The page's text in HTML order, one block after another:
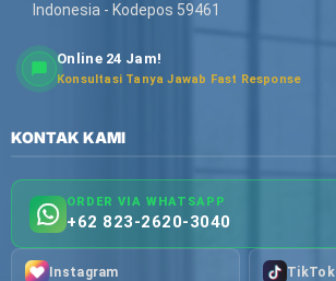
Indonesia - Kodepos 59461
Online 24 Jam!
Konsultasi Tanya Jawab Fast Response
KONTAK KAMI
ORDER VIA WHATSAPP
+62 823-2620-3040
Instagram TikTok